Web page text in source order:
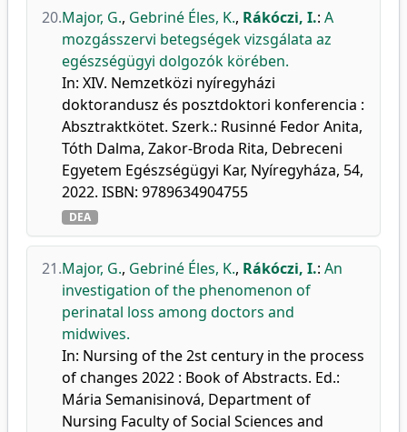
20.Major, G., Gebriné Éles, K., Rákóczi, I.: A
mozgásszervi betegségek vizsgálata az
egészségügyi dolgozók körében.
In: XIV. Nemzetközi nyíregyházi
doktorandusz és posztdoktori konferencia :
Absztraktkötet. Szerk.: Rusinné Fedor Anita,
Tóth Dalma, Zakor-Broda Rita, Debreceni
Egyetem Egészségügyi Kar, Nyíregyháza, 54,
2022. ISBN: 9789634904755
DEA
21.Major, G., Gebriné Éles, K., Rákóczi, I.: An
investigation of the phenomenon of
perinatal loss among doctors and
midwives.
In: Nursing of the 2st century in the process
of changes 2022 : Book of Abstracts. Ed.:
Mária Semanisinová, Department of
Nursing Faculty of Social Sciences and